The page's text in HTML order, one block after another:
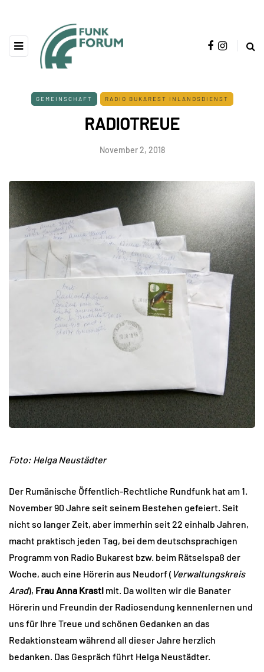
GEMEINSCHAFT RADIO BUKAREST INLANDSDIENST
RADIOTREUE
November 2, 2018
Foto: Helga Neustädter
Der Rumänische Öffentlich-Rechtliche Rundfunk hat am 1.
November 90 Jahre seit seinem Bestehen gefeiert. Seit
nicht so langer Zeit, aber immerhin seit 22 einhalb Jahren,
macht praktisch jeden Tag, bei dem deutschsprachigen
Programm von Radio Bukarest bzw. beim Rätselspaß der
Woche, auch eine Hörerin aus Neudorf ( Verwaltungskreis
Arad), Frau Anna Krastl mit. Da wollten wir die Banater
Hörerin und Freundin der Radiosendung kennenlernen und
uns für Ihre Treue und schönen Gedanken an das
Redaktionsteam während all dieser Jahre herzlich
bedanken. Das Gespräch führt Helga Neustädter.